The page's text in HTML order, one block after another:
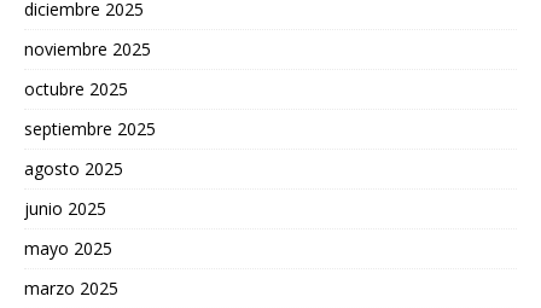
diciembre 2025
noviembre 2025
octubre 2025
septiembre 2025
agosto 2025
junio 2025
mayo 2025
marzo 2025